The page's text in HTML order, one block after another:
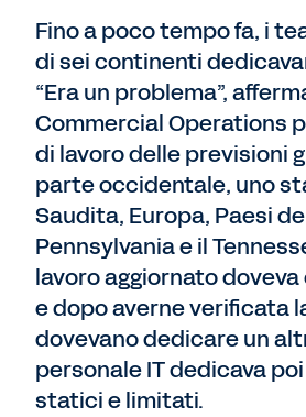
Fino a poco tempo fa, i
di sei continenti
“Era un problema”,
Commercial Operations
di lavoro delle previsioni
parte occidentale, uno
Saudita, Europa, Paesi
Pennsylvania e il
lavoro aggiornato
e dopo averne verificata
dovevano dedicare un
personale IT dedicava
statici e limitati.